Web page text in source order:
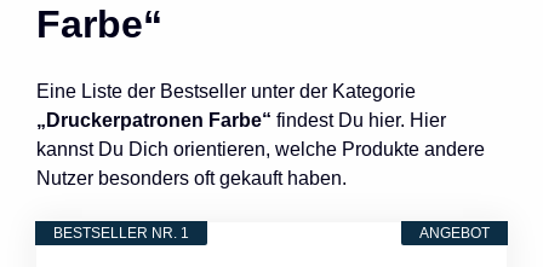
Farbe“
Eine Liste der Bestseller unter der Kategorie
„Druckerpatronen Farbe“ findest Du hier. Hier
kannst Du Dich orientieren, welche Produkte andere
Nutzer besonders oft gekauft haben.
ANGEBOT
BESTSELLER NR. 1